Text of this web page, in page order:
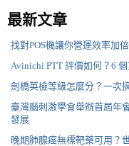
最新文章
找對POS機讓你營運效率加
Avinichi PTT 評價如何？6
劍橋英檢等級怎麼分？一次
臺灣腦刺激學會舉辦首屆年
發展
晚期肺腺癌無標靶藥可用？